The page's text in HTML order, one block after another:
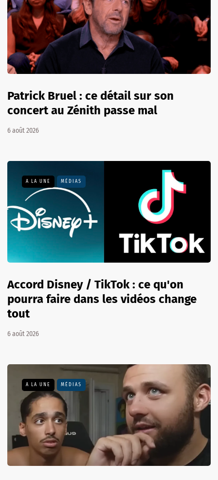
Patrick Bruel : ce détail sur son
concert au Zénith passe mal
6 août 2026
A LA UNE MÉDIAS
Accord Disney / TikTok : ce qu'on
pourra faire dans les vidéos change
tout
6 août 2026
A LA UNE MÉDIAS